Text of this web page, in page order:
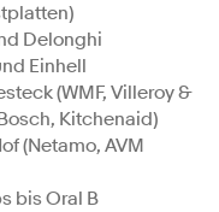
Delonghi
Einhell
(WMF, Villeroy &
Kitchenaid)
(Netamo, AVM
bis Oral B